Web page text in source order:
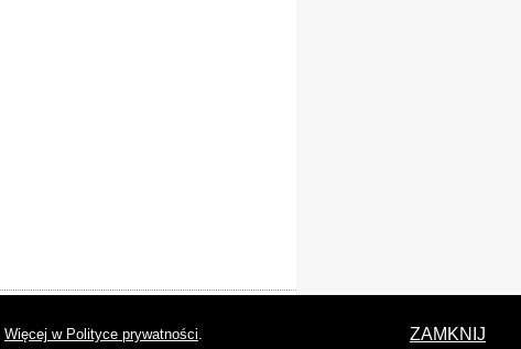
Więcej w Polityce prywatności. ZAMKNIJ